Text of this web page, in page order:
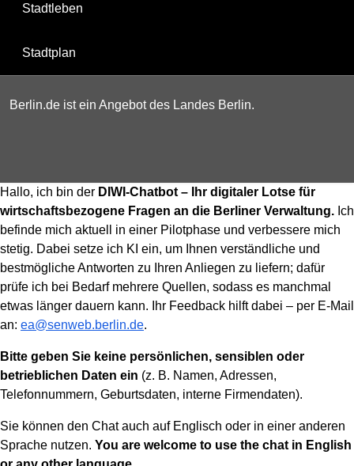
Stadtleben
Stadtplan
Berlin.de ist ein Angebot des Landes Berlin.
Hallo, ich bin der DIWI-Chatbot – Ihr digitaler Lotse für
wirtschaftsbezogene Fragen an die Berliner Verwaltung. Ich
befinde mich aktuell in einer Pilotphase und verbessere mich
stetig. Dabei setze ich KI ein, um Ihnen verständliche und
bestmögliche Antworten zu Ihren Anliegen zu liefern; dafür
prüfe ich bei Bedarf mehrere Quellen, sodass es manchmal
etwas länger dauern kann. Ihr Feedback hilft dabei – per E-Mail
an: ea@senweb.berlin.de.
Bitte geben Sie keine persönlichen, sensiblen oder
betrieblichen Daten ein (z. B. Namen, Adressen,
Telefonnummern, Geburtsdaten, interne Firmendaten).
Sie können den Chat auch auf Englisch oder in einer anderen
Sprache nutzen. You are welcome to use the chat in English